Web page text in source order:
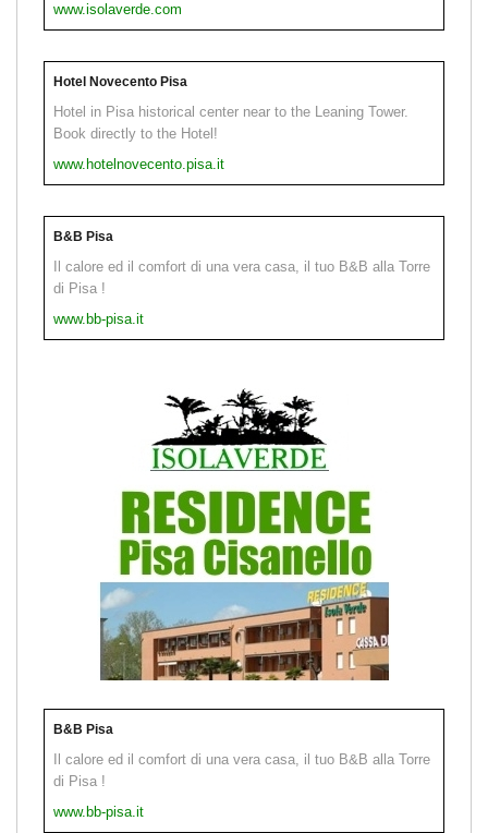
www.isolaverde.com
Hotel Novecento Pisa
Hotel in Pisa historical center near to the Leaning Tower.
Book directly to the Hotel!
www.hotelnovecento.pisa.it
B&B Pisa
Il calore ed il comfort di una vera casa, il tuo B&B alla Torre
di Pisa !
www.bb-pisa.it
B&B Pisa
Il calore ed il comfort di una vera casa, il tuo B&B alla Torre
di Pisa !
www.bb-pisa.it